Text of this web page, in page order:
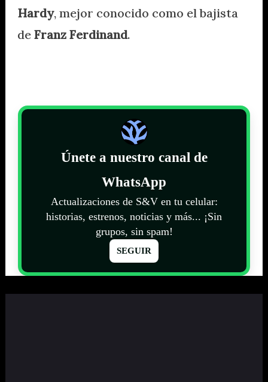
Hardy, mejor conocido como el bajista
de Franz Ferdinand.
Únete a nuestro canal de
WhatsApp
Actualizaciones de S&V en tu celular:
historias, estrenos, noticias y más... ¡Sin
grupos, sin spam!
SEGUIR